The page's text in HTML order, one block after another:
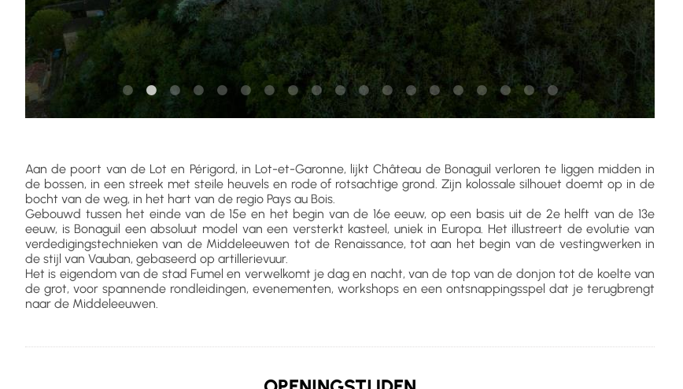
Aan de poort van de Lot en Périgord, in Lot-et-Garonne, lijkt Château de Bonaguil verloren te liggen midden in
de bossen, in een streek met steile heuvels en rode of rotsachtige grond. Zijn kolossale silhouet doemt op in de
bocht van de weg, in het hart van de regio Pays au Bois.
Gebouwd tussen het einde van de 15e en het begin van de 16e eeuw, op een basis uit de 2e helft van de 13e
eeuw, is Bonaguil een absoluut model van een versterkt kasteel, uniek in Europa. Het illustreert de evolutie van
verdedigingstechnieken van de Middeleeuwen tot de Renaissance, tot aan het begin van de vestingwerken in
de stijl van Vauban, gebaseerd op artillerievuur.
Het is eigendom van de stad Fumel en verwelkomt je dag en nacht, van de top van de donjon tot de koelte van
de grot, voor spannende rondleidingen, evenementen, workshops en een ontsnappingsspel dat je terugbrengt
naar de Middeleeuwen.